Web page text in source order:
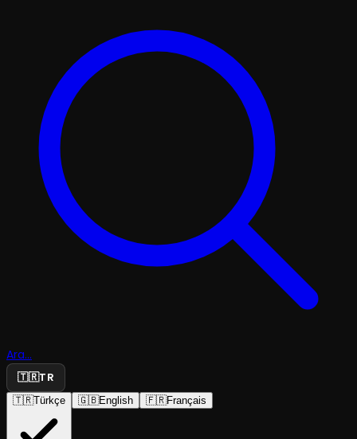
Ara...
🇹🇷TR
🇹🇷Türkçe 🇬🇧English 🇫🇷Français